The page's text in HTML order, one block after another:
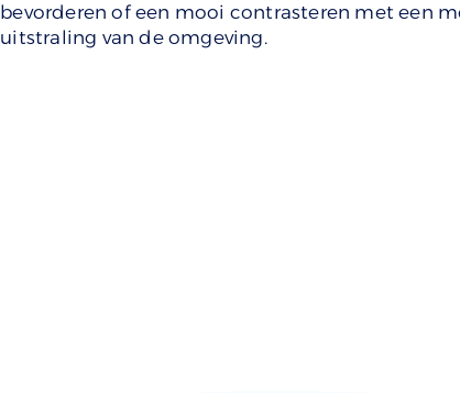
bevorderen of een mooi contrasteren met een
uitstraling van de omgeving.